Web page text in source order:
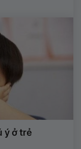
ý ở trẻ